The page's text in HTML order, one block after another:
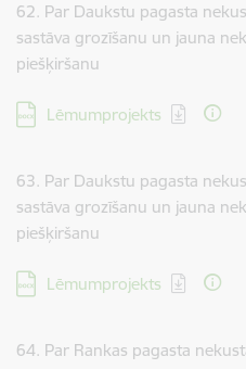
62. Par Daukstu pagasta
sastāva grozīšanu un jauna
piešķiršanu
Lejupielādēt:
Lēmumprojekts
63. Par Daukstu pagasta
sastāva grozīšanu un jauna
piešķiršanu
Lejupielādēt:
Lēmumprojekts
64. Par Rankas pagasta